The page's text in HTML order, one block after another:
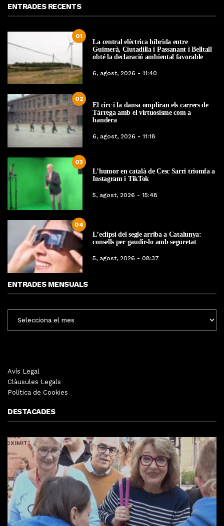
ENTRADES RECENTS
01
La central elèctrica híbrida entre
Guimerà, Ciutadilla i Passanant i Belltall
obté la declaració ambiental favorable
6, agost, 2026 - 11:40
02
El circ i la dansa ompliran els carrers de
Tàrrega amb el virtuosisme com a
bandera
6, agost, 2026 - 11:18
03
L’humor en català de Cesc Sarri triomfa a
Instagram i TikTok
5, agost, 2026 - 15:48
04
L’eclipsi del segle arriba a Catalunya:
consells per gaudir-lo amb seguretat
5, agost, 2026 - 08:37
ENTRADES MENSUALS
MENSUALS
Avís Legal
Clàusules Legals
Política de Cookies
DESTACADES